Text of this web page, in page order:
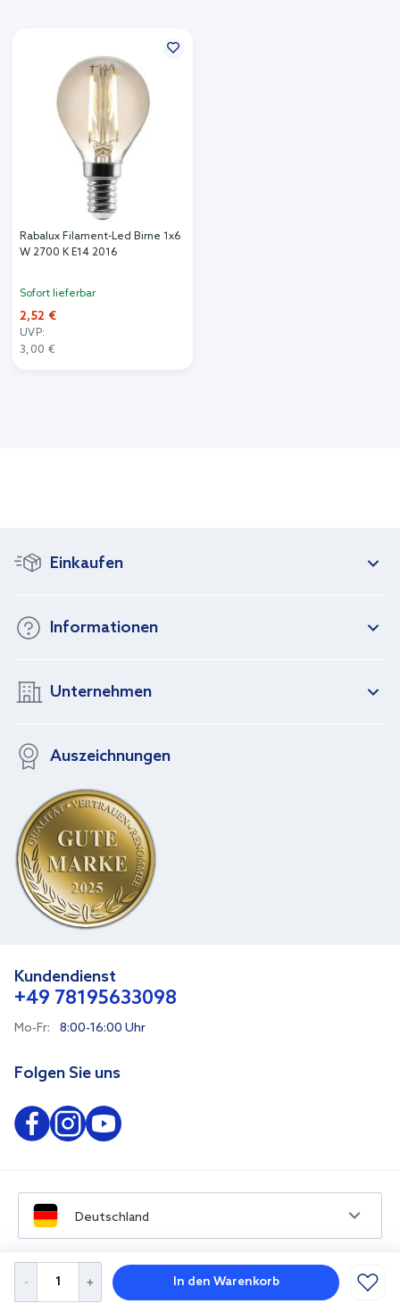
In den Warenkorb
Rabalux Filament-Led Birne 1x6
W 2700 K E14 2016
Sofort lieferbar
2,52 €
UVP:
3,00 €
Einkaufen
Informationen
Unternehmen
Auszeichnungen
Kundendienst
+49 78195633098
Mo-Fr: 8:00-16:00 Uhr
Folgen Sie uns
Deutschland